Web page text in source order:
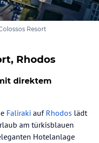
Resort
Rhodos
direktem
Faliraki auf Rhodos lädt
am türkisblauen
Hotelanlage